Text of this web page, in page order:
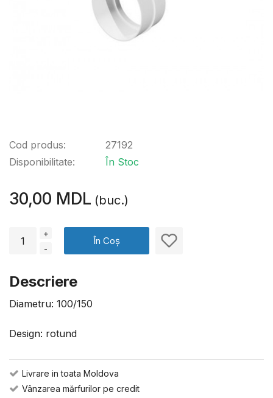
Cod produs:
Disponibilitate:
27192
În Stoc
30,00 MDL (buc.)
+
-
În Coș
Descriere
Diametru: 100/150
Design: rotund
Livrare in toata Moldova
Vânzarea mărfurilor pe credit